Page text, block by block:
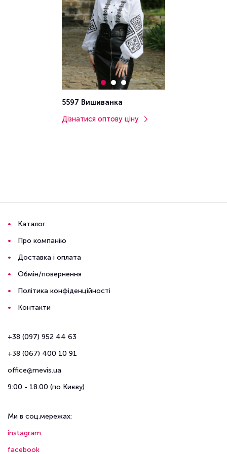
5597 Вишиванка
Дізнатися оптову ціну
Каталог
Про компанію
Доставка і оплата
Обмін/повернення
Політика конфіденційності
Контакти
+38 (097) 952 44 63
+38 (067) 400 10 91
office@mevis.ua
9:00 - 18:00 (по Києву)
Ми в соц.мережах:
instagram
facebook